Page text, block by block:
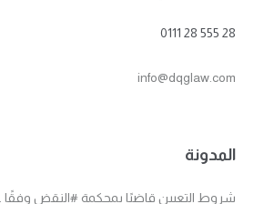
0111 28 555 28
info@dqglaw.com
المدونة
شروط التعيين قاضيًا بمحكمة #النقض وفقًا ...